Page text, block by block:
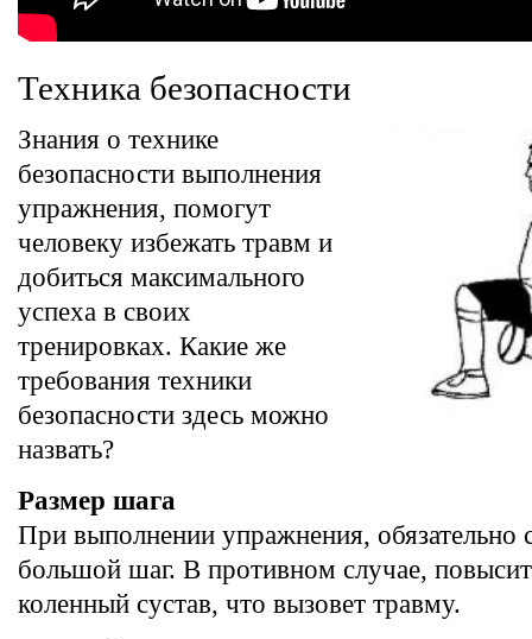
Техника безопасности
Знания о технике
безопасности выполнения
упражнения, помогут
человеку избежать травм и
добиться максимального
успеха в своих
тренировках. Какие же
требования техники
безопасности здесь можно
назвать?
Размер шага
При выполнении упражнения, обязательно
большой шаг. В противном случае,
коленный сустав, что вызовет травму.